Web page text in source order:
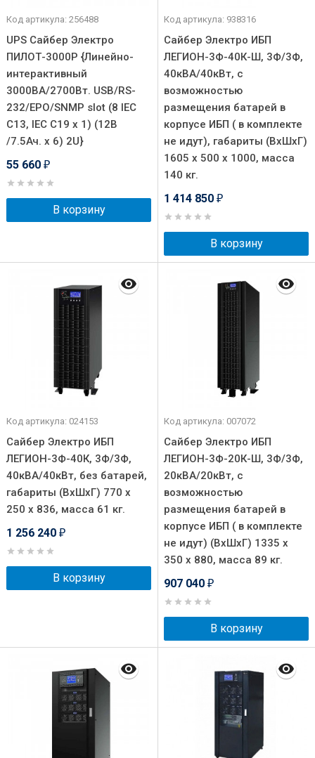
Код артикула: 256488
UPS Сайбер Электро
ПИЛОТ-3000Р {Линейно-
интерактивный
3000ВА/2700Вт. USB/RS-
232/EPO/SNMP slot (8 IEC
С13, IEC C19 x 1) (12В
/7.5Ач. х 6) 2U}
55 660 ₽
В корзину
Код артикула: 938316
Сайбер Электро ИБП
ЛЕГИОН-3Ф-40К-Ш, 3Ф/3Ф,
40кВА/40кВт, с
возможностью
размещения батарей в
корпусе ИБП ( в комплекте
не идут), габариты (ВхШхГ)
1605 х 500 x 1000, масса
140 кг.
1 414 850 ₽
В корзину
Код артикула: 024153
Сайбер Электро ИБП
ЛЕГИОН-3Ф-40К, 3Ф/3Ф,
40кВА/40кВт, без батарей,
габариты (ВхШхГ) 770 х
250 х 836, масса 61 кг.
1 256 240 ₽
В корзину
Код артикула: 007072
Сайбер Электро ИБП
ЛЕГИОН-3Ф-20К-Ш, 3Ф/3Ф,
20кВА/20кВт, с
возможностью
размещения батарей в
корпусе ИБП ( в комплекте
не идут) (ВхШхГ) 1335 х
350 x 880, масса 89 кг.
907 040 ₽
В корзину